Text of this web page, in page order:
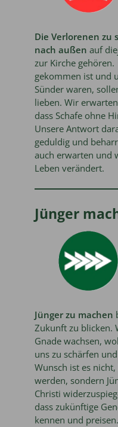
Die Verlorenen zu
nach außen auf
zur Kirche
gekommen ist und
Sünder waren,
lieben. Wir
dass Schafe ohne
Unsere Antwort
geduldig und
auch erwarten und
Leben verändert.
Jünger
Jünger zu machen
Zukunft zu blicken.
Gnade wachsen,
uns zu schärfen
Wunsch ist es
werden, sondern
Christi
dass zukünftige
kennen und preisen.